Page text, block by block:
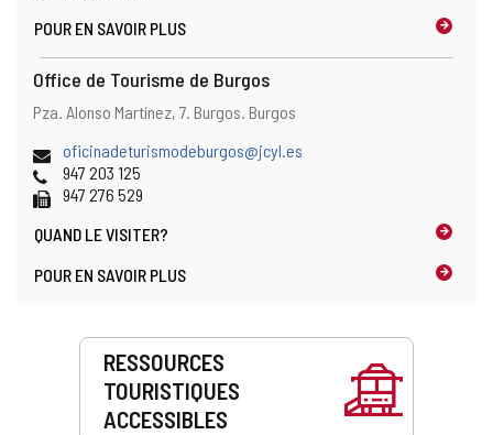
POUR EN SAVOIR PLUS
Office de Tourisme de Burgos
Adresse
Adresse
Pza. Alonso Martínez, 7. Burgos. Burgos
Adresse
de
courrier
électronique
oficinadeturismodeburgos@jcyl.es
Téléphones
947 203 125
Fax 947 276 529
QUAND LEVISITER?
POUR EN SAVOIR PLUS
Prestations
RESSOURCES
TOURISTIQUES
ACCESSIBLES